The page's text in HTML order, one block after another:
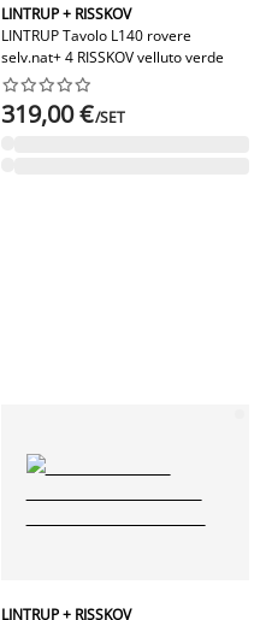
LINTRUP + RISSKOV
LINTRUP Tavolo L140 rovere
selv.nat+ 4 RISSKOV velluto verde






319,00 €/SET
LINTRUP + RISSKOV